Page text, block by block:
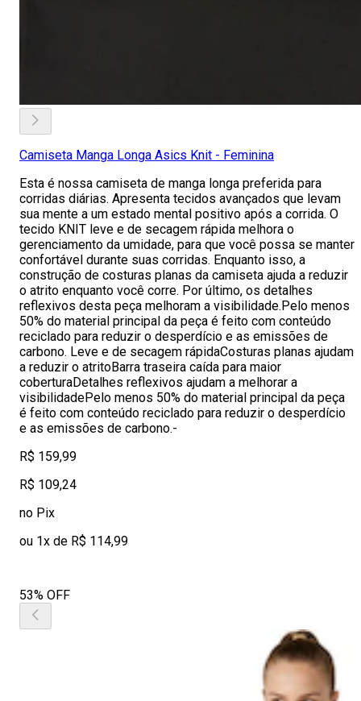
Camiseta Manga Longa Asics Knit - Feminina
Esta é nossa camiseta de manga longa preferida para
corridas diárias. Apresenta tecidos avançados que levam
sua mente a um estado mental positivo após a corrida. O
tecido KNIT leve e de secagem rápida melhora o
gerenciamento da umidade, para que você possa se manter
confortável durante suas corridas. Enquanto isso, a
construção de costuras planas da camiseta ajuda a reduzir
o atrito enquanto você corre. Por último, os detalhes
reflexivos desta peça melhoram a visibilidade.Pelo menos
50% do material principal da peça é feito com conteúdo
reciclado para reduzir o desperdício e as emissões de
carbono. Leve e de secagem rápidaCosturas planas ajudam
a reduzir o atritoBarra traseira caída para maior
coberturaDetalhes reflexivos ajudam a melhorar a
visibilidadePelo menos 50% do material principal da peça
é feito com conteúdo reciclado para reduzir o desperdício
e as emissões de carbono.-
R$ 159,99
R$ 109,24
no Pix
ou 1x de R$ 114,99
53% OFF